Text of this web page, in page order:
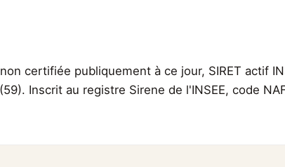
certifiée publiquement à ce jour, SIRET actif
Inscrit au registre Sirene de l'INSEE, code